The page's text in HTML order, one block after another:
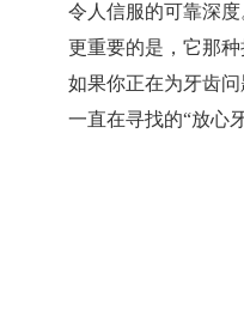
令人信服的可靠深度
更重要的是，它那
如果你正在为牙齿
一直在寻找的“放心牙